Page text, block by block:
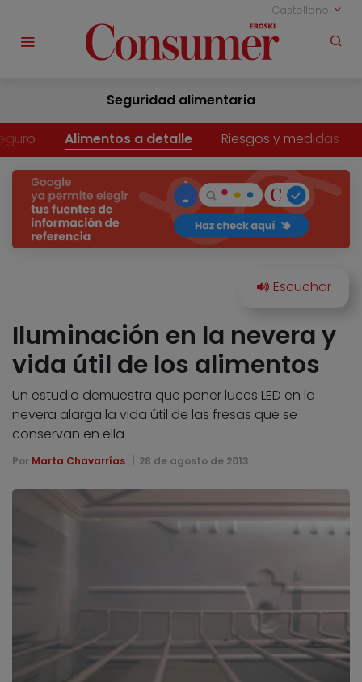
Castellano
Seguridad alimentaria
Alimentos a detalle Riesgos y medidas
Iluminación en la nevera y
vida útil de los alimentos
Un estudio demuestra que poner luces LED en la
nevera alarga la vida útil de las fresas que se
conservan en ella
Por Marta Chavarrías 28 de agosto de 2013